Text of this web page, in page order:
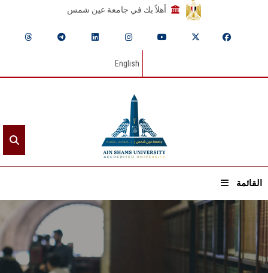
أهلاً بك في جامعة عين شمس
English
القائمة
الرئيسيـة
عن الجامعة